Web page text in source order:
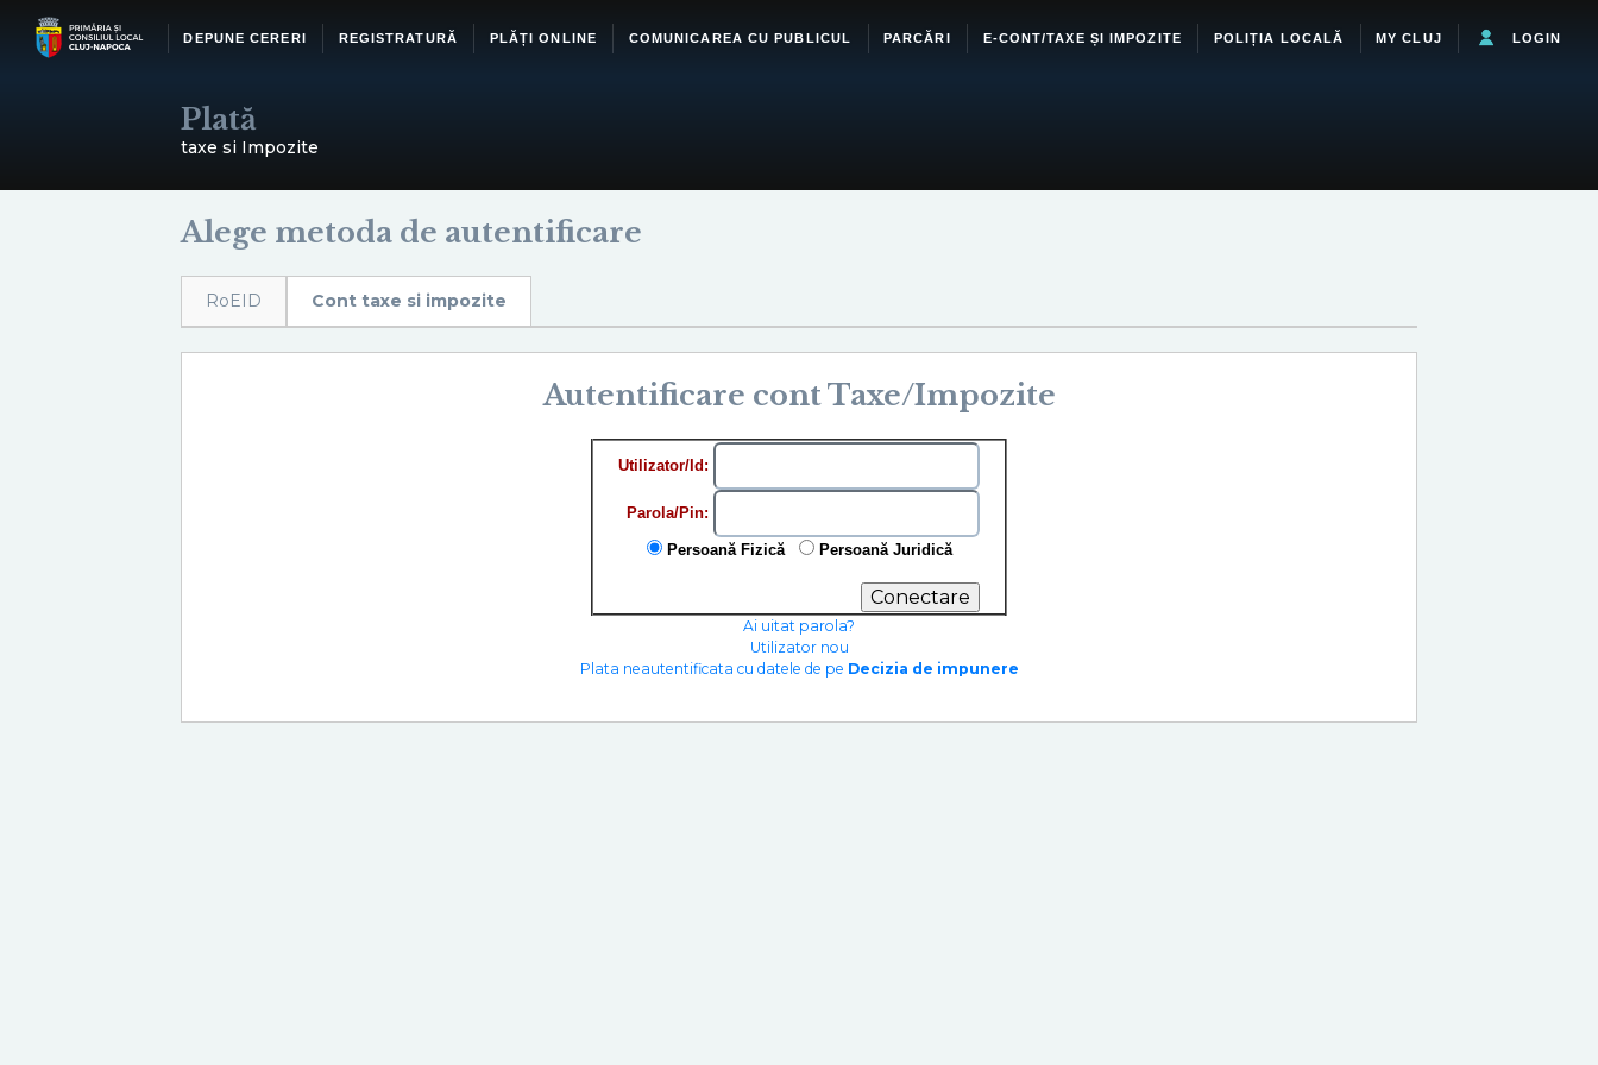
DEPUNE CERERI REGISTRATURĂ PLĂȚI ONLINE COMUNICAREA CU PUBLICUL PARCĂRI E-CONT/TAXE ȘI IMPOZITE POLIȚIA LOCALĂ MY CLUJ LOGIN
Plată
taxe si Impozite
Alege metoda de autentificare
RoEID Cont taxe si impozite
Autentificare cont Taxe/Impozite
Utilizator/Id:
Parola/Pin:
Persoană Fizică Persoană Juridică
Ai uitat parola?
Utilizator nou
Plata neautentificata cu datele de pe Decizia de impunere